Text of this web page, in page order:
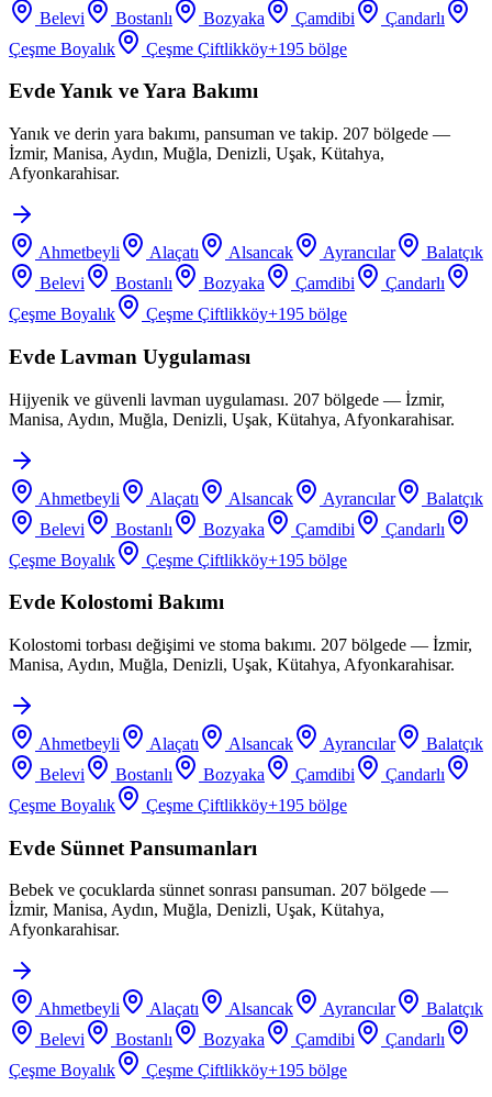
Belevi Bostanlı Bozyaka Çamdibi
Çandarlı
Çeşme Boyalık
Çeşme Çiftlikköy+195 bölge
Evde Yanık ve Yara Bakımı
Yanık ve derin yara bakımı, pansuman ve takip. 207 bölgede —
İzmir, Manisa, Aydın, Muğla, Denizli, Uşak, Kütahya,
Afyonkarahisar.
Ahmetbeyli Alaçatı Alsancak Ayrancılar
Balatçık
Belevi
Bostanlı Bozyaka Çamdibi
Çandarlı
Çeşme Boyalık
Çeşme Çiftlikköy+195 bölge
Evde Lavman Uygulaması
Hijyenik ve güvenli lavman uygulaması. 207 bölgede — İzmir,
Manisa, Aydın, Muğla, Denizli, Uşak, Kütahya, Afyonkarahisar.
Ahmetbeyli Alaçatı Alsancak Ayrancılar
Balatçık
Belevi
Bostanlı Bozyaka Çamdibi
Çandarlı
Çeşme Boyalık
Çeşme Çiftlikköy+195 bölge
Evde Kolostomi Bakımı
Kolostomi torbası değişimi ve stoma bakımı. 207 bölgede — İzmir,
Manisa, Aydın, Muğla, Denizli, Uşak, Kütahya, Afyonkarahisar.
Ahmetbeyli Alaçatı Alsancak Ayrancılar
Balatçık
Belevi
Bostanlı Bozyaka Çamdibi
Çandarlı
Çeşme Boyalık
Çeşme Çiftlikköy+195 bölge
Evde Sünnet Pansumanları
Bebek ve çocuklarda sünnet sonrası pansuman. 207 bölgede —
İzmir, Manisa, Aydın, Muğla, Denizli, Uşak, Kütahya,
Afyonkarahisar.
Ahmetbeyli Alaçatı Alsancak Ayrancılar
Balatçık
Belevi
Bostanlı Bozyaka Çamdibi
Çandarlı
Çeşme Boyalık
Çeşme Çiftlikköy+195 bölge